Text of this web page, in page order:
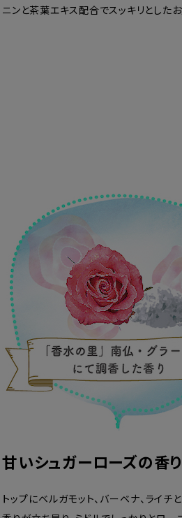
ニンと茶葉エキス配合でスッキリとしたお
甘いシュガーローズの香り
トップにベルガモット、バーベナ、ライチ